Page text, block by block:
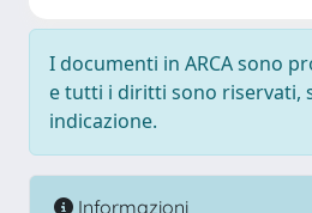
I documenti in ARCA sono
e tutti i diritti sono riservati,
indicazione.
Informazioni